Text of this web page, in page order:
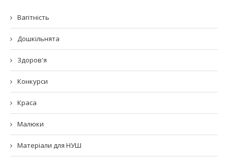
Вагітність
Дошкільнята
Здоров'я
Конкурси
Краса
Малюки
Матеріали для НУШ